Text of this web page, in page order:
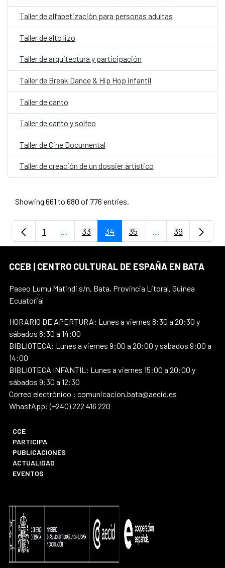
Taller de alfabetización para personas adultas
Taller de alto lizo
Taller de arquitectura y participación
Taller de Break Dance & Hip Hop infantil
Taller de canto
Taller de canto y solfeo
Taller de Cine Documental
Taller de creación de un dossier artístico
Showing 661 to 680 of 776 entries.
Page
1 ...Intermediate Pages Use TAB to navigate.
Page
33 Page
34 Page
35 ...Intermediate
Page
39
CCEB | CENTRO CULTURAL DE ESPAÑA EN BATA
Paseo Lumu Matindi s/n, Bata, Provincia Litoral, Guinea
Ecuatorial
HORARIO DE APERTURA: Lunes a viernes 8:30 a 20:30 y
sábados 8:30 a 14:00
BIBLIOTECA: Lunes a viernes 9:00 a 20:00 y sábados 9:00 a
14:00
BIBLIOTECA INFANTIL: Lunes a viernes 15:00 a 20:00 y
sábados 9:30 a 12:30
Correo electrónico : comunicacion.bata@aecid.es
WhastApp: (+240) 222 416 220
CCE
PARTICIPA
PUBLICACIONES
ACTUALIDAD
EVENTOS